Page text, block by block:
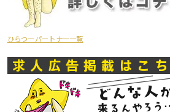
ひらつーパートナー一覧